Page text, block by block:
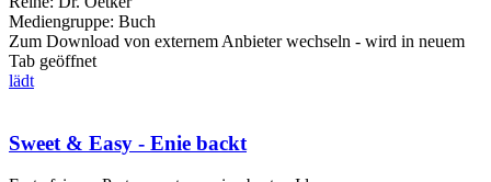
Mediengruppe: Buch
Zum Download von externem Anbieter wechseln - wird in neuem
Tab geöffnet
lädt
Sweet & Easy - Enie backt